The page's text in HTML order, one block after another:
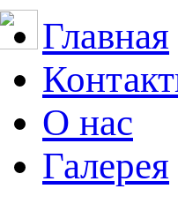
Главная
О нас
Галерея